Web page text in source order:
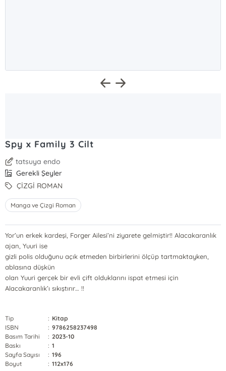
Spy x Family 3 Cilt
tatsuya endo
Gerekli Şeyler
ÇİZGİ ROMAN
Manga ve Çizgi Roman
Yor’un erkek kardeşi, Forger Ailesi’ni ziyarete gelmiştir!! Alacakaranlık
ajan, Yuuri ise
gizli polis olduğunu açık etmeden birbirlerini ölçüp tartmaktayken,
ablasına düşkün
olan Yuuri gerçek bir evli çift olduklarını ispat etmesi için
Alacakaranlık’ı sıkıştırır… !!
Tip : Kitap
ISBN
: 9786258237498
Basım Tarihi
: 2023-10
Baskı
: 1
Sayfa Sayısı
: 196
Boyut
: 112x176